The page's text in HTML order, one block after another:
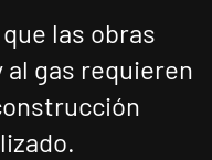
las obras
gas requieren